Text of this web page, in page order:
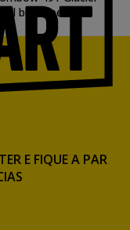
brush pen
E FIQUE A PAR